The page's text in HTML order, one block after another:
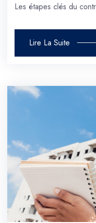
Les étapes clés du
Lire La Suite